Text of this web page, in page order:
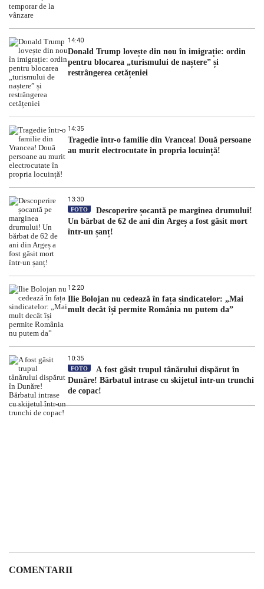
14:40
Donald Trump lovește din nou în imigrație: ordin
pentru blocarea „turismului de naștere” și
restrângerea cetățeniei
14:35
Tragedie într-o familie din Vrancea! Două persoane
au murit electrocutate în propria locuință!
13:30
FOTO
Descoperire șocantă pe marginea drumului!
Un bărbat de 62 de ani din Argeș a fost găsit mort
într-un șanț!
12:20
Ilie Bolojan nu cedează în fața sindicatelor: „Mai
mult decât își permite România nu putem da”
10:35
FOTO
A fost găsit trupul tânărului dispărut în
Dunăre! Bărbatul intrase cu skijetul într-un trunchi
de copac!
COMENTARII